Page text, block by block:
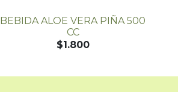
BEBIDA ALOE VERA PIÑA 500
CC
$1.800